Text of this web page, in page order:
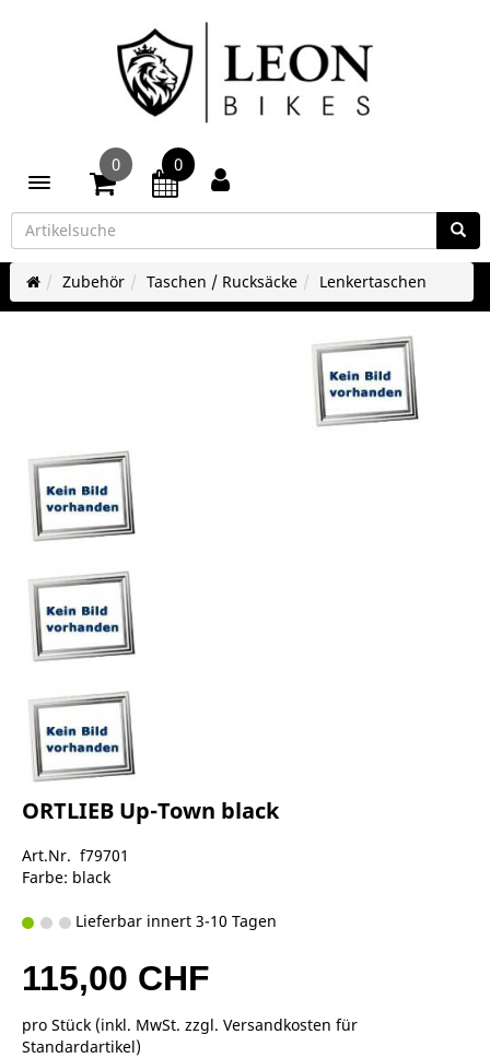
Toggle navigation
0 0
Zubehör Taschen / Rucksäcke Lenkertaschen
ORTLIEB Up-Town black
Art.Nr. f79701
Farbe: black
Lieferbar innert 3-10 Tagen
115,00 CHF
pro Stück (inkl. MwSt. zzgl. Versandkosten für
Standardartikel)